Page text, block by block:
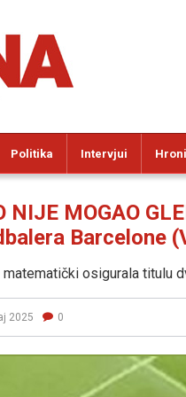
Politika Intervjui
NIJE MOGAO
Barcelone
osigurala titulu
2025 0